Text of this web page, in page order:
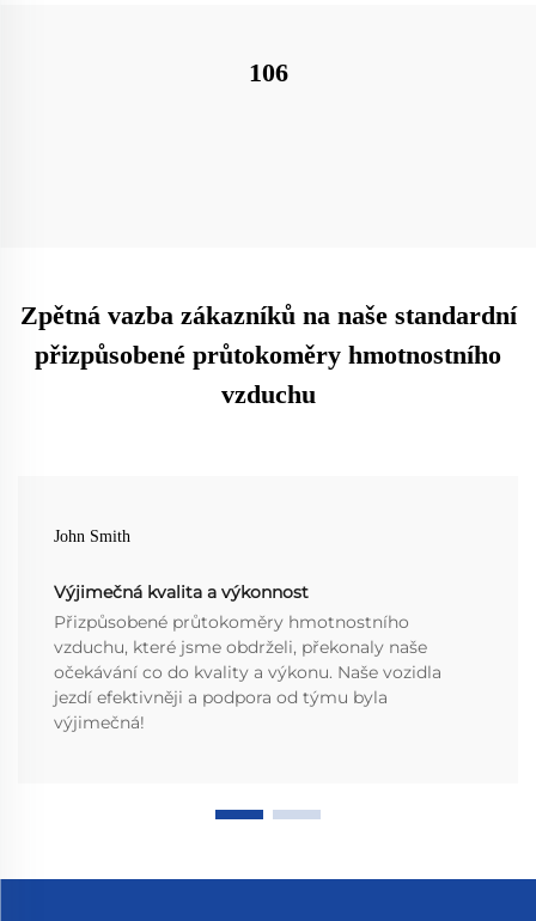
106
Zpětná vazba zákazníků na naše standardní
přizpůsobené průtokoměry hmotnostního
vzduchu
John Smith
Výjimečná kvalita a výkonnost
Přizpůsobené průtokoměry hmotnostního
vzduchu, které jsme obdrželi, překonaly naše
očekávání co do kvality a výkonu. Naše vozidla
jezdí efektivněji a podpora od týmu byla
výjimečná!